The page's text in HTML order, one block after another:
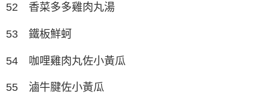
52 香菜多多雞肉丸湯
53 鐵板鮮蚵
54 咖哩雞肉丸佐小黃瓜
55 滷牛腱佐小黃瓜